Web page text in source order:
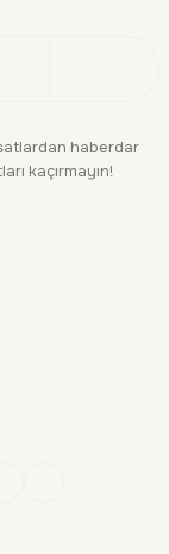
haberdar
kaçırmayın!
güvende!